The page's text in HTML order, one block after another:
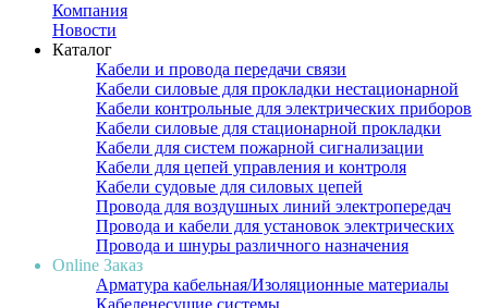
Компания
Новости
Каталог
Кабели и провода передачи связи
Кабели силовые для прокладки нестационарной
Кабели контрольные для электрических приборов
Кабели силовые для стационарной прокладки
Кабели для систем пожарной сигнализации
Кабели для цепей управления и контроля
Кабели судовые для силовых цепей
Провода для воздушных линий электропередач
Провода и кабели для установок электрических
Провода и шнуры различного назначения
Online Заказ
Арматура кабельная/Изоляционные материалы
Кабеленесущие системы